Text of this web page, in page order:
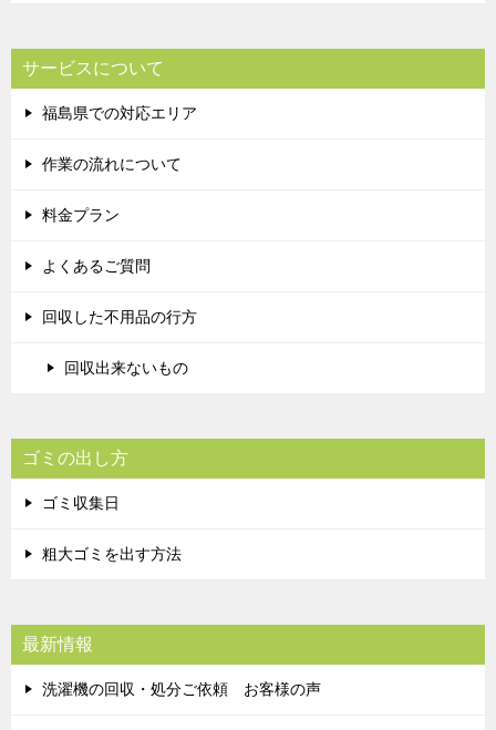
サービスについて
福島県での対応エリア
作業の流れについて
料金プラン
よくあるご質問
回収した不用品の行方
回収出来ないもの
ゴミの出し方
ゴミ収集日
粗大ゴミを出す方法
最新情報
洗濯機の回収・処分ご依頼 お客様の声